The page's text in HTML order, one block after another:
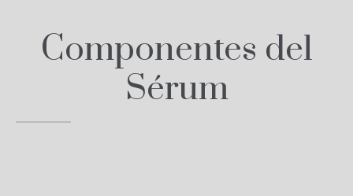
Componentes del
Sérum